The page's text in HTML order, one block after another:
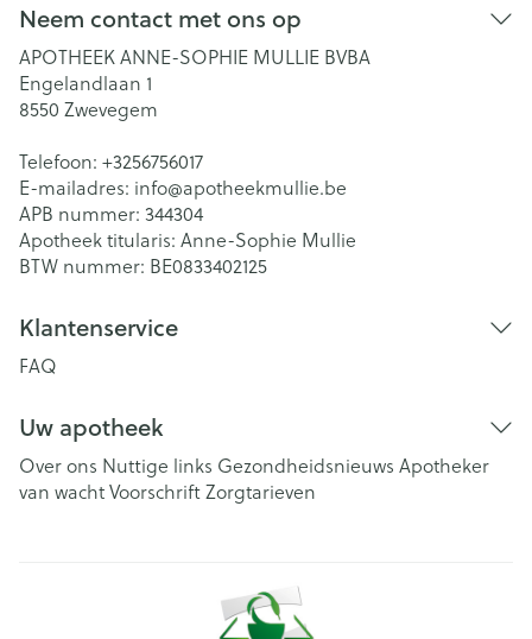
Neem contact met ons op
APOTHEEK ANNE-SOPHIE MULLIE BVBA
Engelandlaan 1
8550 Zwevegem
Telefoon: +3256756017
E-mailadres: info@apotheekmullie.be
APB nummer: 344304
Apotheek titularis: Anne-Sophie Mullie
BTW nummer: BE0833402125
Klantenservice
FAQ
Uw apotheek
Over ons Nuttige links Gezondheidsnieuws Apotheker
van wachtVoorschriftZorgtarieven